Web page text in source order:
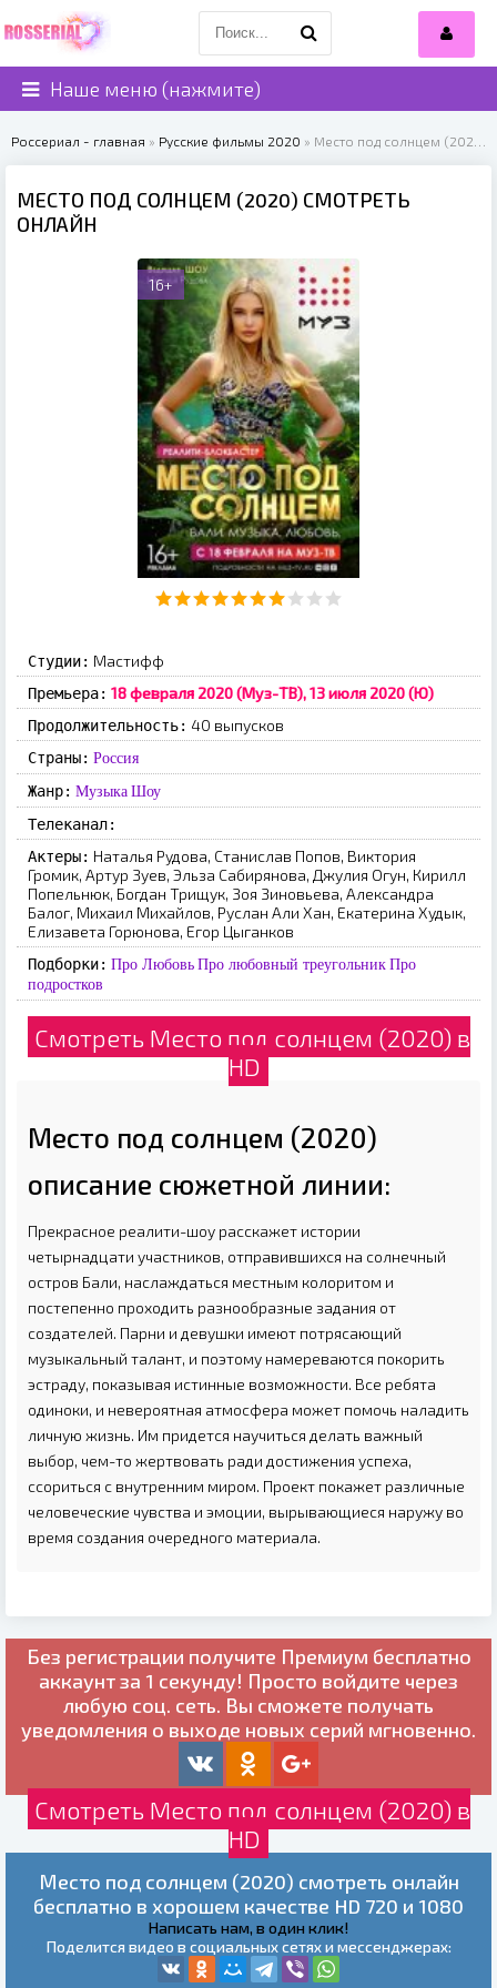
Наше меню (нажмите)
Россериал - главная » Русские фильмы 2020 » Место под солнцем (2020)
МЕСТО ПОД СОЛНЦЕМ (2020) СМОТРЕТЬ
ОНЛАЙН
16+
Студии: Мастифф
Премьера: 18 февраля 2020 (Муз-ТВ), 13 июля 2020 (Ю)
Продолжительность: 40 выпусков
Страны: Россия
Жанр: Музыка Шоу
Телеканал:
Актеры: Наталья Рудова, Станислав Попов, Виктория
Громик, Артур Зуев, Эльза Сабирянова, Джулия Огун, Кирилл
Попельнюк, Богдан Трищук, Зоя Зиновьева, Александра
Балог, Михаил Михайлов, Руслан Али Хан, Екатерина Худык,
Елизавета Горюнова, Егор Цыганков
Подборки: Про Любовь Про любовный треугольник Про
подростков
Смотреть Место под солнцем (2020) в
HD
Место под солнцем (2020)
описание сюжетной линии:
Прекрасное реалити-шоу расскажет истории
четырнадцати участников, отправившихся на солнечный
остров Бали, наслаждаться местным колоритом и
постепенно проходить разнообразные задания от
создателей. Парни и девушки имеют потрясающий
музыкальный талант, и поэтому намереваются покорить
эстраду, показывая истинные возможности. Все ребята
одиноки, и невероятная атмосфера может помочь наладить
личную жизнь. Им придется научиться делать важный
выбор, чем-то жертвовать ради достижения успеха,
ссориться с внутренним миром. Проект покажет различные
человеческие чувства и эмоции, вырывающиеся наружу во
время создания очередного материала.
Без регистрации получите Премиум бесплатно
аккаунт за 1 секунду! Просто войдите через
любую соц. сеть. Вы сможете получать
уведомления о выходе новых серий мгновенно.
Смотреть Место под солнцем (2020) в
HD
Место под солнцем (2020) смотреть онлайн
бесплатно в хорошем качестве HD 720 и 1080
Написать нам, в один клик!
Поделится видео в социальных сетях и мессенджерах: